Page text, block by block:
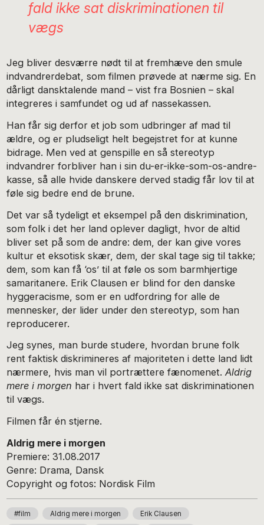
fald ikke sat diskriminationen til
vægs
Jeg bliver desværre nødt til at fremhæve den smule
indvandrerdebat, som filmen prøvede at nærme sig. En
dårligt dansktalende mand – vist fra Bosnien – skal
integreres i samfundet og ud af nassekassen.
Han får sig derfor et job som udbringer af mad til
ældre, og er pludseligt helt begejstret for at kunne
bidrage. Men ved at genspille en så stereotyp
indvandrer forbliver han i sin du-er-ikke-som-os-andre-
kasse, så alle hvide danskere derved stadig får lov til at
føle sig bedre end de brune.
Det var så tydeligt et eksempel på den diskrimination,
som folk i det her land oplever dagligt, hvor de altid
bliver set på som de andre: dem, der kan give vores
kultur et eksotisk skær, dem, der skal tage sig til takke;
dem, som kan få ‘os’ til at føle os som barmhjertige
samaritanere. Erik Clausen er blind for den danske
hyggeracisme, som er en udfordring for alle de
mennesker, der lider under den stereotyp, som han
reproducerer.
Jeg synes, man burde studere, hvordan brune folk
rent faktisk diskrimineres af majoriteten i dette land lidt
nærmere, hvis man vil portrættere fænomenet.Aldrig
mere i morgen har i hvert fald ikke sat diskriminationen
til vægs.
Filmen får én stjerne.
Aldrig mere i morgen
Premiere: 31.08.2017
Genre: Drama, Dansk
Copyright og fotos: Nordisk Film
#film Aldrig mere i morgen Erik Clausen